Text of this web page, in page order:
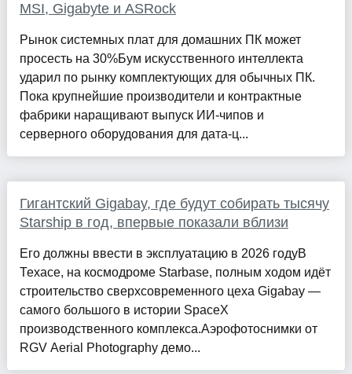
MSI, Gigabyte и ASRock
Рынок системных плат для домашних ПК может
просесть на 30%Бум искусственного интеллекта
ударил по рынку комплектующих для обычных ПК.
Пока крупнейшие производители и контрактные
фабрики наращивают выпуск ИИ-чипов и
серверного оборудования для дата-ц...
Гигантский Gigabay, где будут собирать тысячу
Starship в год, впервые показали вблизи
Его должны ввести в эксплуатацию в 2026 годуВ
Техасе, на космодроме Starbase, полным ходом идёт
строительство сверхсовременного цеха Gigabay —
самого большого в истории SpaceX
производственного комплекса.Аэрофотоснимки от
RGV Aerial Photography демо...